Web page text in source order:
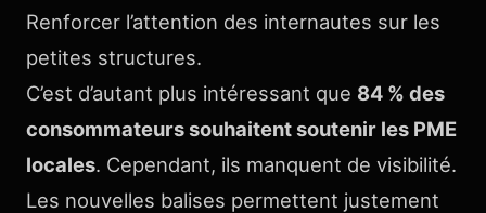
Renforcer l’attention des internautes sur les
petites structures.
C’est d’autant plus intéressant que 84 % des
consommateurs souhaitent soutenir les PME
locales. Cependant, ils manquent de visibilité.
Les nouvelles balises permettent justement